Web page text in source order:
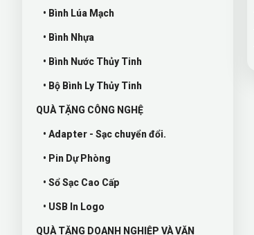
• Bình Lúa Mạch
• Bình Nhựa
• Bình Nước Thủy Tinh
• Bộ Bình Ly Thủy Tinh
QUÀ TẶNG CÔNG NGHỆ
• Adapter - Sạc chuyển đổi.
• Pin Dự Phòng
• Sổ Sạc Cao Cấp
• USB In Logo
QUÀ TẶNG DOANH NGHIỆP VÀ VĂN